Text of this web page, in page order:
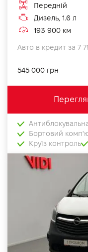
Передній
Дизель, 1.6 л
193 900 км
Авто в кредит за 7
545 000 грн
Бортовий
Круїз контроль